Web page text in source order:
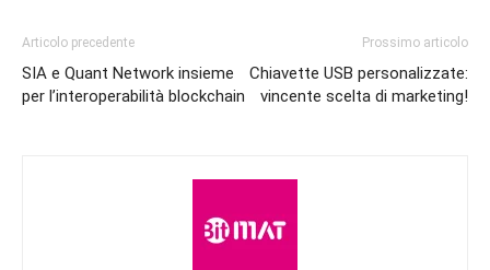
Articolo precedente
SIA e Quant Network insieme
per l’interoperabilità blockchain
Prossimo articolo
Chiavette USB personalizzate:
vincente scelta di marketing!